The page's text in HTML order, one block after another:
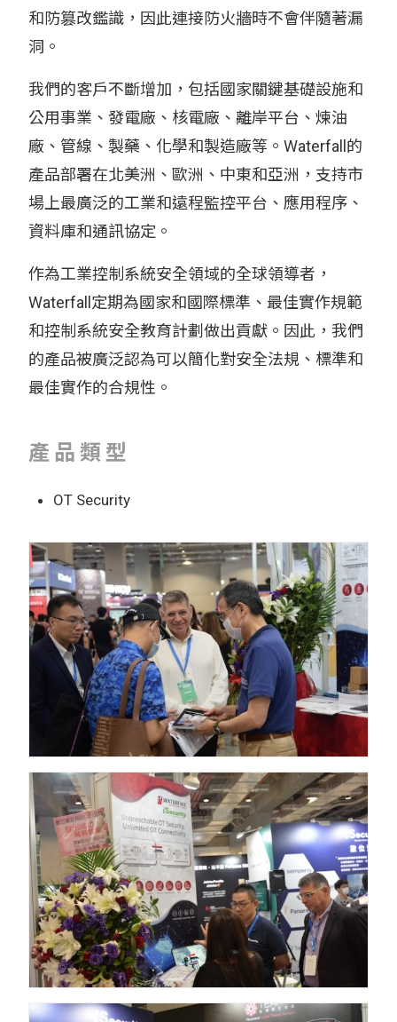
和防篡改鑑識，因此連接防火牆時不會伴隨著漏
洞。
我們的客戶不斷增加，包括國家關鍵基礎設施和
公用事業、發電廠、核電廠、離岸平台、煉油
廠、管線、製藥、化學和製造廠等。Waterfall的
產品部署在北美洲、歐洲、中東和亞洲，支持市
場上最廣泛的工業和遠程監控平台、應用程序、
資料庫和通訊協定。
作為工業控制系統安全領域的全球領導者，
Waterfall定期為國家和國際標準、最佳實作規範
和控制系統安全教育計劃做出貢獻。因此，我們
的產品被廣泛認為可以簡化對安全法規、標準和
最佳實作的合規性。
產品類型
OT Security